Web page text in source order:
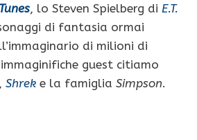
, lo Steven Spielberg di E.T.
di fantasia ormai
di milioni di
guest citiamo
, Shrek e la famiglia Simpson.